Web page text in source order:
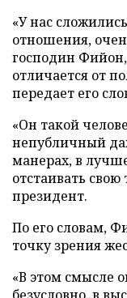
«У нас
отношения,
господин
отличается от
передает его
«Он такой
непубличный
манерах, в
отстаивать свою
президент.
По его словам,
точку зрения
«В этом смысле